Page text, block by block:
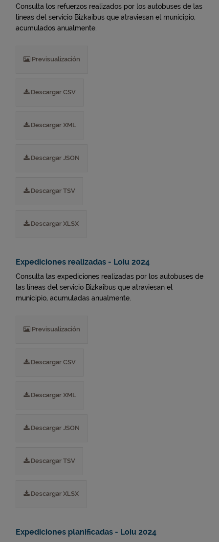
Consulta los refuerzos realizados por los autobuses de las
líneas del servicio Bizkaibus que atraviesan el municipio,
acumulados anualmente.
Previsualización
Descargar CSV
Descargar XML
Descargar JSON
Descargar TSV
Descargar XLSX
Expediciones realizadas - Loiu 2024
Consulta las expediciones realizadas por los autobuses de
las líneas del servicio Bizkaibus que atraviesan el
municipio, acumuladas anualmente.
Previsualización
Descargar CSV
Descargar XML
Descargar JSON
Descargar TSV
Descargar XLSX
Expediciones planificadas - Loiu 2024